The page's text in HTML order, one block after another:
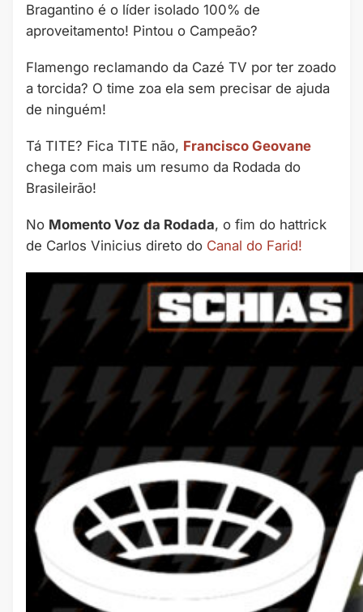
Bragantino é o líder isolado 100% de
aproveitamento! Pintou o Campeão?
Flamengo reclamando da Cazé TV por ter zoado
a torcida? O time zoa ela sem precisar de ajuda
de ninguém!
Tá TITE? Fica TITE não, Francisco Geovane
chega com mais um resumo da Rodada do
Brasileirão!
No Momento Voz da Rodada, o fim do hattrick
de Carlos Vinicius direto do Canal do Farid!